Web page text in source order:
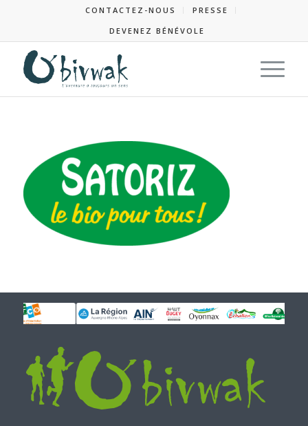
CONTACTEZ-NOUS
PRESSE
DEVENEZ BÉNÉVOLE